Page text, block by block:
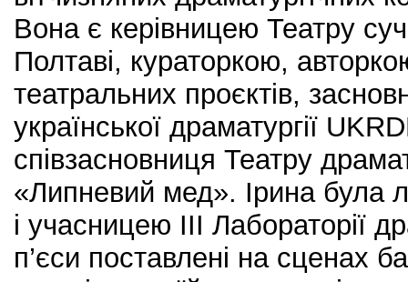
Вона є керівницею Театру
Полтаві, кураторкою,
театральних проєктів,
української драматургії
співзасновниця Театру
«Липневий мед». Ірина була
і учасницею ІІІ Лабораторії
п’єси поставлені на сценах